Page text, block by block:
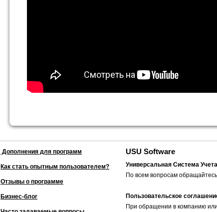
Дополнения для программ
Как стать опытным пользователем?
Отзывы о программе
Бизнес-блог
USU Software
Универсальная Система
По всем вопросам
Пользовательское
При обращении в компанию